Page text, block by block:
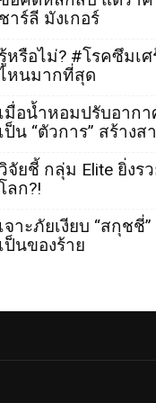
าร์ลี มังเกอร์
หรือไม่? #โรคซึมเ
หนมากที่สุด
มื่อน้ำหอมปรับอาก
ป็น “ตัวการ” สร้างส
จัยชี้ กลุ่ม Elite ยิ่งร
ลก?!
จาะภัยเงียบ “สกุชชี่
ป็นของร้าย